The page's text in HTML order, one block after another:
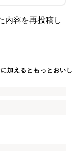
内容を再投稿し
加えるともっとおい